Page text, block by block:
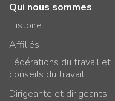
Qui nous sommes
Histoire
Affiliés
Fédérations du travail et
conseils du travail
Dirigeante et dirigeants